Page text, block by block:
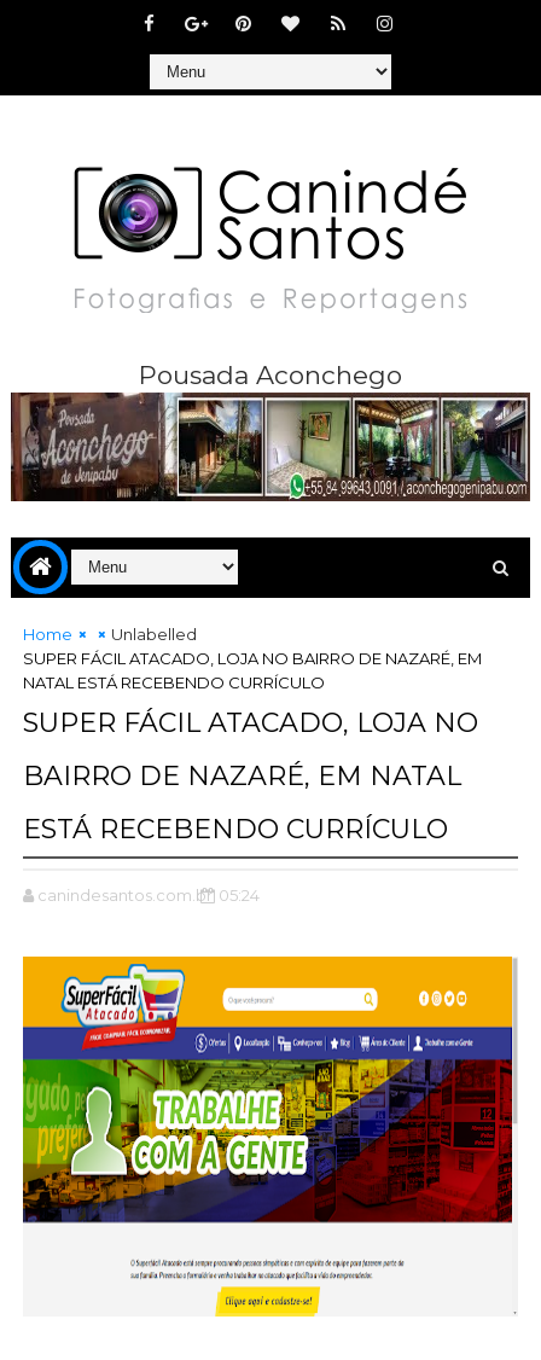
Pousada Aconchego
Home
Unlabelled
SUPER FÁCIL ATACADO, LOJA NO BAIRRO DE NAZARÉ, EM
NATAL ESTÁ RECEBENDO CURRÍCULO
SUPER FÁCIL ATACADO, LOJA NO
BAIRRO DE NAZARÉ, EM NATAL
ESTÁ RECEBENDO CURRÍCULO
canindesantos.com.br 05:24